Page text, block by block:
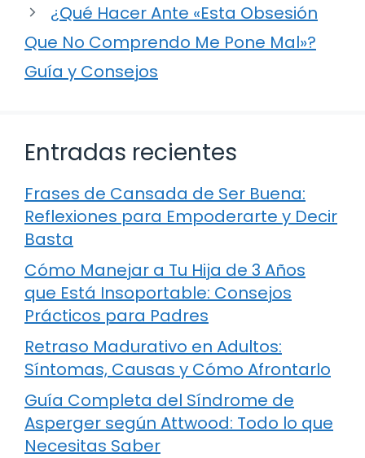
¿Qué Hacer Ante «Esta Obsesión
Que No Comprendo Me Pone Mal»?
Guía y Consejos
Entradas recientes
Frases de Cansada de Ser Buena:
Reflexiones para Empoderarte y Decir
Basta
Cómo Manejar a Tu Hija de 3 Años
que Está Insoportable: Consejos
Prácticos para Padres
Retraso Madurativo en Adultos:
Síntomas, Causas y Cómo Afrontarlo
Guía Completa del Síndrome de
Asperger según Attwood: Todo lo que
Necesitas Saber